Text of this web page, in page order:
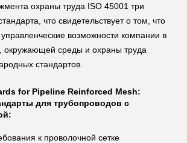
охраны труда ISO 45001 три
что свидетельствует о том, что
возможности компании в
окружающей среды и охраны труда
стандартов.
for Pipeline Reinforced Mesh:
для трубопроводов с
к проволочной сетке